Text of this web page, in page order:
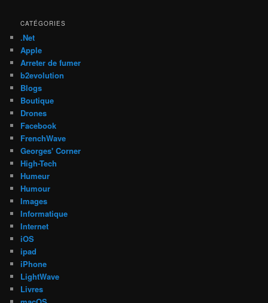
CATÉGORIES
.Net
Apple
Arreter de fumer
b2evolution
Blogs
Boutique
Drones
Facebook
FrenchWave
Georges' Corner
High-Tech
Humeur
Humour
Images
Informatique
Internet
iOS
ipad
iPhone
LightWave
Livres